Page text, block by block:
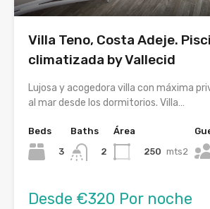
Villa Teno, Costa Adeje.
climatizada by Vallecid
Lujosa y acogedora villa con máxima
al mar desde los dormitorios. Villa…
Beds
3
Baths
2
Área
250 mts2
Desde €320 Por noche